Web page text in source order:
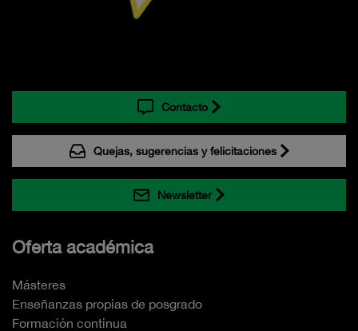
Contacto
Quejas, sugerencias y felicitaciones
Newsletter
Oferta académica
Másteres
Enseñanzas propias de posgrado
Formación continua